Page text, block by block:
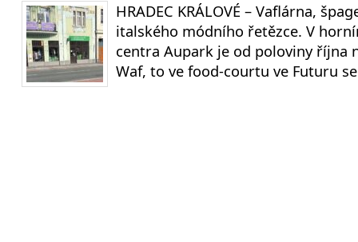
HRADEC KRÁLOVÉ – Vaflárna,
italského módního řetězce. V
centra Aupark je od poloviny října
Waf, to ve food-courtu ve Futuru